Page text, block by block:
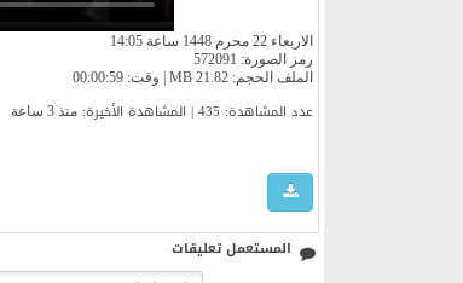
الاربعاء 22 محرم 1448 ساعة 14:05
رمز الصورة: 572091
الملف الحجم: 21.82 MB | وقت: 00:00:59
عدد المشاهدة: 435 | المشاهدة الأخیرة: منذ 3 ساعة
المستعمل تعليقات